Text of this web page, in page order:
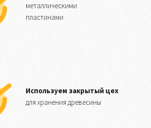
металлическими
пластинами
Используем закрытый цех
для хранения древесины